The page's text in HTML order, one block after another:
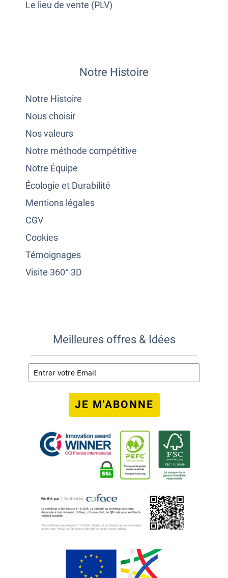
Le lieu de vente (PLV)
Notre Histoire
Notre Histoire
Nous choisir
Nos valeurs
Notre méthode compétitive
Notre Équipe
Écologie et Durabilité
Mentions légales
CGV
Cookies
Témoignages
Visite 360° 3D
Meilleures offres & Idées
JE M'ABONNE